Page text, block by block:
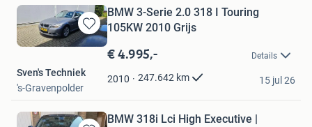
Bewaren
in
Favorieten
BMW 3-Serie 2.0 318 I Touring
105KW 2010 Grijs
€ 4.995,- Details
2010 247.642 km
Sven's Techniek
's-Gravenpolder
15 jul 26
BMW 318i Lci High Executive |